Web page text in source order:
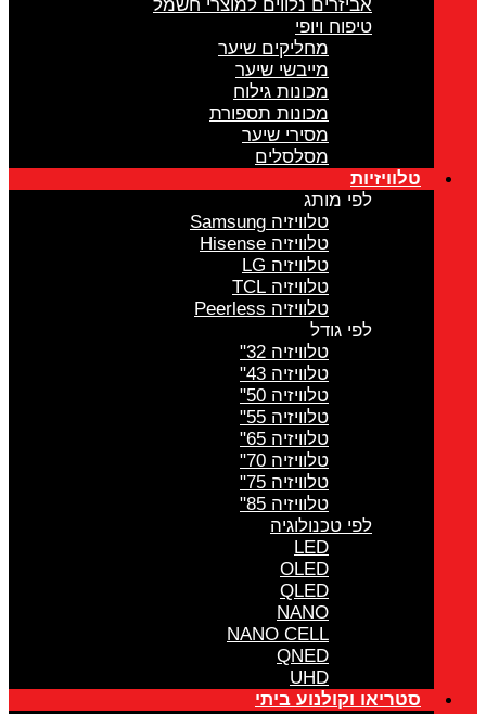
אביזרים נלווים למוצרי חשמל
טיפוח ויופי
מחליקים שיער
מייבשי שיער
מכונות גילוח
מכונות תספורת
מסירי שיער
מסלסלים
טלוויזיות
לפי מותג
טלוויזיה Samsung
טלוויזיה Hisense
טלוויזיה LG
טלוויזיה TCL
טלוויזיה Peerless
לפי גודל
טלוויזיה 32"
טלוויזיה 43"
טלוויזיה 50"
טלוויזיה 55"
טלוויזיה 65"
טלוויזיה 70"
טלוויזיה 75"
טלוויזיה 85"
לפי טכנולוגיה
LED
OLED
QLED
NANO
NANO CELL
QNED
UHD
סטריאו וקולנוע ביתי